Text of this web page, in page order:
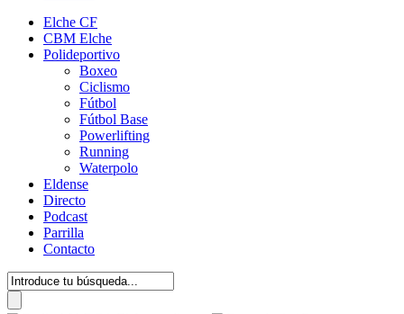
Elche CF
CBM Elche
Polideportivo
Boxeo
Ciclismo
Fútbol
Fútbol Base
Powerlifting
Running
Waterpolo
Eldense
Directo
Podcast
Parrilla
Contacto